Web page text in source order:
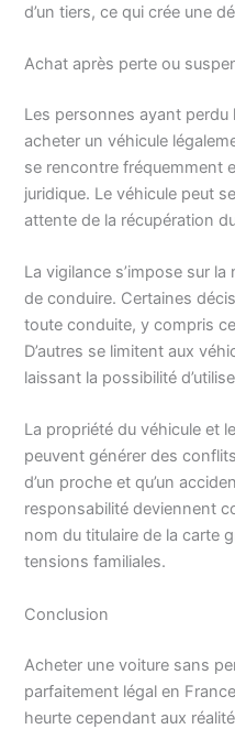
d’un tiers, ce qui crée une
Achat après perte ou
Les personnes ayant
acheter un véhicule
se rencontre fréquemment
juridique. Le véhicule peut
attente de la récupération
La vigilance s’impose sur
de conduire. Certaines
toute conduite, y compris
D’autres se limitent aux
laissant la possibilité
La propriété du véhicule et
peuvent générer des
d’un proche et qu’un
responsabilité deviennent
nom du titulaire de la carte
tensions familiales.
Conclusion
Acheter une voiture sans
parfaitement légal en
heurte cependant aux